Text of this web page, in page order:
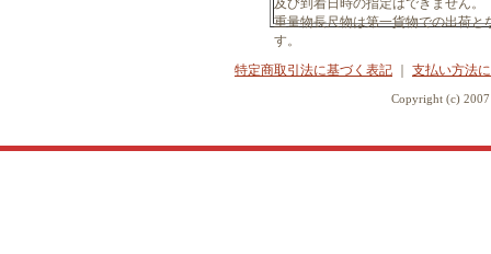
及び到着日時の指定はできません。
重量物長尺物は第一貨物での出荷と
す。
特定商取引法に基づく表記
支払い方法
Copyright (c)